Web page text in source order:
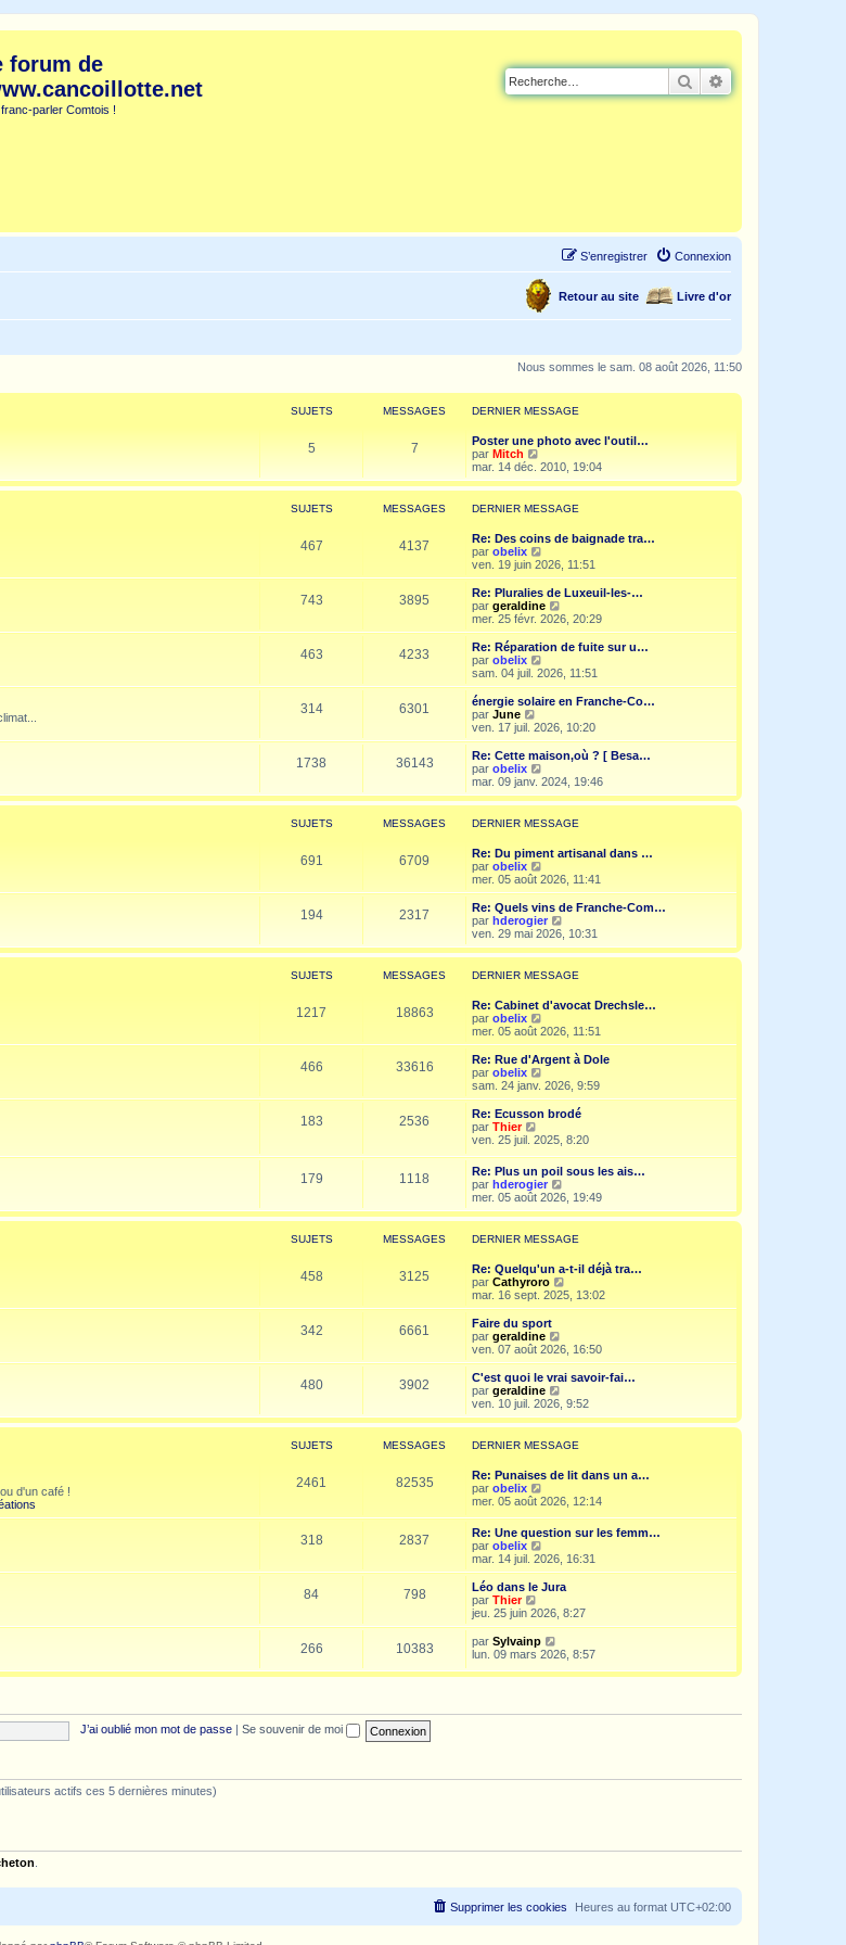
forum de
parler Comtois !
Rechercher
Connexion
S’enregistrer
Livre d'or
Retour au site
Nous sommes le sam. 08 août 2026, 11:50
SUJETS MESSAGES DERNIER MESSAGE
5 7
Poster une photo avec l'outil…
par Mitch
o
i
r
l
e
r
n
i
e
r
m
e
s
s
a
g
e
mar. 14 déc. 2010, 19:04
SUJETS MESSAGES DERNIER MESSAGE
467 4137
Re: Des coins de baignade tra…
par obelix
o
i
r
l
e
r
n
i
r
e
s
s
g
e
ven. 19 juin 2026, 11:51
743 3895
Re: Pluralies de Luxeuil-les-…
par geraldine
o
i
r
e
d
r
n
i
r
e
s
a
e
mer. 25 févr. 2026, 20:29
463 4233
Re: Réparation de fuite sur u…
par obelix
o
i
r
e
e
r
n
i
e
m
s
a
g
e
sam. 04 juil. 2026, 11:51
314 6301
énergie solaire en Franche-Co…
par June
o
i
r
l
e
e
r
n
e
r
m
e
s
s
a
g
e
ven. 17 juil. 2026, 10:20
1738 36143
Re: Cette maison,où ? [ Besa…
par obelix
o
i
r
l
e
n
i
e
r
m
e
s
g
mar. 09 janv. 2024, 19:46
SUJETS MESSAGES DERNIER MESSAGE
691 6709
Re: Du piment artisanal dans …
par obelix
o
i
r
l
e
e
r
n
e
m
e
s
a
g
e
mer. 05 août 2026, 11:41
194 2317
Re: Quels vins de Franche-Com…
par hderogier
o
i
r
l
e
n
i
e
m
e
s
a
g
e
ven. 29 mai 2026, 10:31
SUJETS MESSAGES DERNIER MESSAGE
1217 18863
Re: Cabinet d'avocat Drechsle…
par obelix
o
i
r
e
e
r
n
i
e
r
m
e
s
s
a
e
mer. 05 août 2026, 11:51
466 33616
Re: Rue d'Argent à Dole
par obelix
o
i
r
e
e
r
n
i
e
m
s
s
a
g
e
sam. 24 janv. 2026, 9:59
183 2536
Re: Ecusson brodé
par Thier
o
e
d
e
n
e
r
m
e
s
s
a
g
e
ven. 25 juil. 2025, 8:20
179 1118
Re: Plus un poil sous les ais…
par hderogier
o
i
r
l
e
r
n
i
m
e
s
a
g
e
mer. 05 août 2026, 19:49
SUJETS MESSAGES DERNIER MESSAGE
458 3125
Re: Quelqu'un a-t-il déjà tra…
par Cathyroro
o
i
e
d
e
r
n
i
e
m
s
a
g
e
mar. 16 sept. 2025, 13:02
342 6661
Faire du sport
par geraldine
o
i
r
e
d
e
r
n
e
m
e
s
a
g
e
ven. 07 août 2026, 16:50
480 3902
C'est quoi le vrai savoir-fai…
par geraldine
o
i
r
l
e
n
i
e
m
e
s
a
g
ven. 10 juil. 2026, 9:52
SUJETS MESSAGES DERNIER MESSAGE
d'un café !
2461 82535
Re: Punaises de lit dans un a…
par obelix
o
l
e
d
e
r
i
e
r
m
e
mer. 05 août 2026, 12:14
318 2837
Re: Une question sur les femm…
par obelix
o
i
r
e
e
r
n
i
m
g
mar. 14 juil. 2026, 16:31
84 798
Léo dans le Jura
par Thier
o
i
r
d
n
e
jeu. 25 juin 2026, 8:27
266 10383 par Sylvainp
o
r
d
e
s
e
lun. 09 mars 2026, 8:57
J’ai oublié mon mot de passe Se souvenir de moi
actifs ces 5 dernières minutes)
Heures au format UTC+02:00
Supprimer les cookies